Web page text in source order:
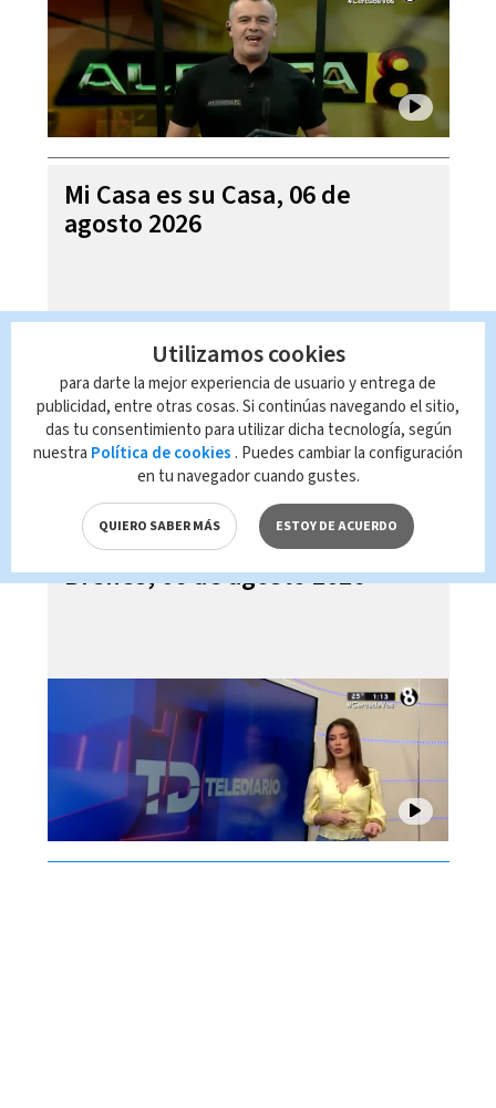
Mi Casa es su Casa, 06 de
agosto 2026
Telediario En Directo con Paula
Brenes, 06 de agosto 2026
Utilizamos cookies
para darte la mejor experiencia de usuario y entrega de
publicidad, entre otras cosas. Si continúas navegando el sitio,
das tu consentimiento para utilizar dicha tecnología, según
nuestra Política de cookies . Puedes cambiar la configuración
en tu navegador cuando gustes.
QUIERO SABER MÁS ESTOY DE ACUERDO